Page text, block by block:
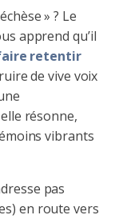
» ? Le
apprend qu’il
retentir
de vive voix
résonne,
vibrants
pas
en route vers